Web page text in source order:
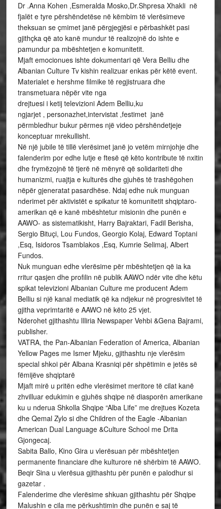
Dr .Anna Kohen ,Esmeralda Mosko,Dr.Shpresa Xhakli në
fjalët e tyre përshëndetëse në këmbim të vlerësimeve
theksuan se çmimet janë përgjegjësi e përbashkët pasi
gjithçka që ato kanë mundur të realizojnë do ishte e
pamundur pa mbështetjen e komunitetit.
Mjaft emocionues ishte dokumentari që Vera Belliu dhe
Albanian Culture Tv kishin realizuar enkas për këtë event.
Materialet e hershme filmike të regjistruara dhe
transmetuara nëpër vite nga
drejtuesi i ketij televizioni Adem Belliu,ku
ngjarjet , personazhet,intervistat ,festimet janë
përmbledhur bukur përmes një video përshëndetjeje
konceptuar mrekullisht.
Në një jubile të tillë vlerësimet janë jo vetëm mirnjohje dhe
falenderim por edhe lutje e ftesë që këto kontribute të nxitin
dhe frymëzojnë të tjerë në mënyrë që solidariteti dhe
humanizmi, ruajtja e kulturës dhe gjuhës të trashëgohen
nëpër gjeneratat pasardhëse. Ndaj edhe nuk munguan
nderimet për aktivistët e spikatur të komunitetit shqiptaro-
amerikan që e kanë mbështetur misionin dhe punën e
AAWO- as sistematikisht, Harry Bajraktari, Fadil Berisha,
Sergio Bituçi, Lou Fundos, Georgio Kolaj, Edward Toptani
,Esq, Isidoros Tsamblakos ,Esq, Kumrie Selimaj, Albert
Fundos.
Nuk munguan edhe vlerësime për mbështetjen që ia ka
rritur qasjen dhe profilin në publik AAWO ndër vite dhe këtu
spikat televizioni Albanian Culture me producent Adem
Belliu si një kanal mediatik që ka ndjekur në progresivitet të
gjitha veprimtaritë e AAWO në këto 25 vjet.
Nderohet gjithashtu Illiria Newspaper Vehbi &Gena Bajrami,
publisher.
VATRA, the Pan-Albanian Federation of America, Albanian
Yellow Pages me Ismer Mjeku, gjithashtu nje vlerësim
special shkoi për Albana Krasniqi për shpëtimin e jetës së
fëmijëve shqiptarë
Mjaft mirë u pritën edhe vlerësimet meritore të cilat kanë
zhvilluar edukimin e gjuhës shqipe në diasporën amerikane
ku u nderua Shkolla Shqipe “Alba Life” me drejtues Kozeta
dhe Qemal Zylo si dhe Children of the Eagle -Albanian
American Dual Language &Culture School me Drita
Gjongecaj.
Sabita Ballo, Kino Gira u vlerësuan për mbështetjen
permanente financiare dhe kulturore në shërbim të AAWO.
Beqir Sina u vlerësua gjithashtu për punën e palodhur si
gazetar .
Falenderime dhe vlerësime shkuan gjithashtu për Shqipe
Malushin e cila me përkushtimin dhe punën e saj të